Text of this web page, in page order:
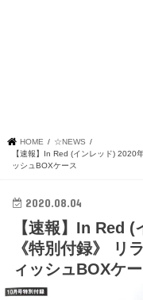
HOME
☆NEWS
【速報】In Red (インレッド)
ッシュBOXケース
2020.08.04
【速報】In Red
《特別付録》
ィッシュBOXケ